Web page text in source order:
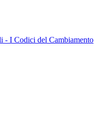
- I Codici del Cambiamento